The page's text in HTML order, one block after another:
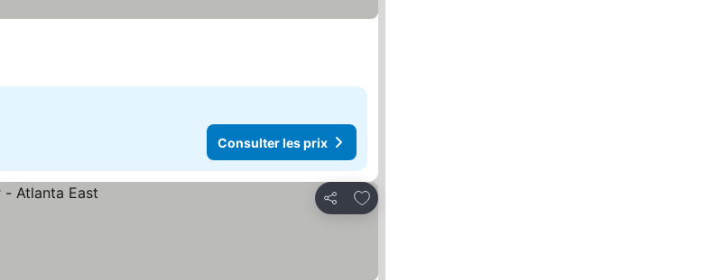
Consulter les prix
Partager
Ajouter à mes favoris